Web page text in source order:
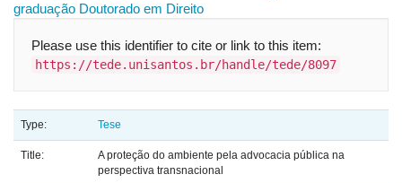
graduação Doutorado em Direito
Please use this identifier to cite or link to this item:
https://tede.unisantos.br/handle/tede/8097
Type: Tese
Title:
A proteção do ambiente pela advocacia pública na
perspectiva transnacional